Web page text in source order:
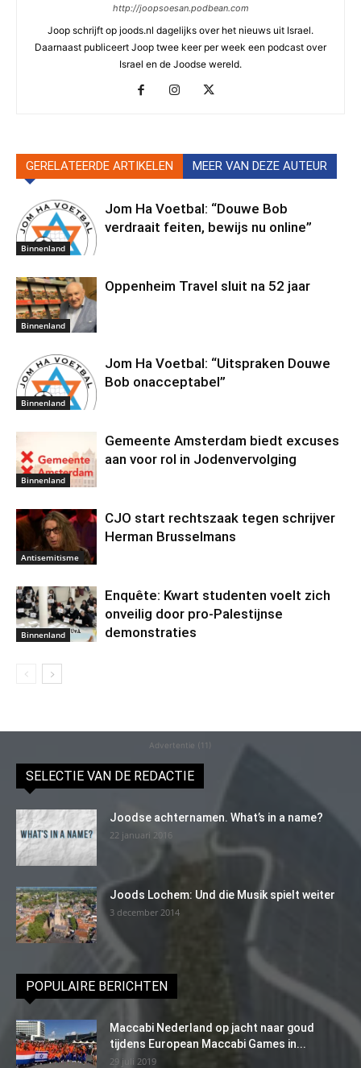
http://joopsoesan.podbean.com
Joop schrijft op joods.nl dagelijks over het nieuws uit Israel.
Daarnaast publiceert Joop twee keer per week een podcast over
Israel en de Joodse wereld.
GERELATEERDE ARTIKELEN MEER VAN DEZE AUTEUR
Binnenland
Jom Ha Voetbal: “Douwe Bob
verdraait feiten, bewijs nu online”
Binnenland
Oppenheim Travel sluit na 52 jaar
Binnenland
Jom Ha Voetbal: “Uitspraken Douwe
Bob onacceptabel”
Binnenland
Gemeente Amsterdam biedt excuses
aan voor rol in Jodenvervolging
Antisemitisme
CJO start rechtszaak tegen schrijver
Herman Brusselmans
Binnenland
Enquête: Kwart studenten voelt zich
onveilig door pro-Palestijnse
demonstraties
Advertentie (11)
SELECTIE VAN DE REDACTIE
Joodse achternamen. What’s in a name?
22 januari 2016
Joods Lochem: Und die Musik spielt weiter
3 december 2014
POPULAIRE BERICHTEN
Maccabi Nederland op jacht naar goud
tijdens European Maccabi Games in...
29 juli 2019